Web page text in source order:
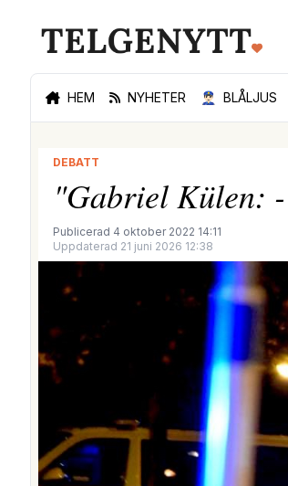
HEM NYHETER 👮🏻‍♂️ BLÅLJUS
DEBATT
"Gabriel Külen:
Publicerad 4 oktober 2022 14:11
Uppdaterad 21 juni 2026 12:38